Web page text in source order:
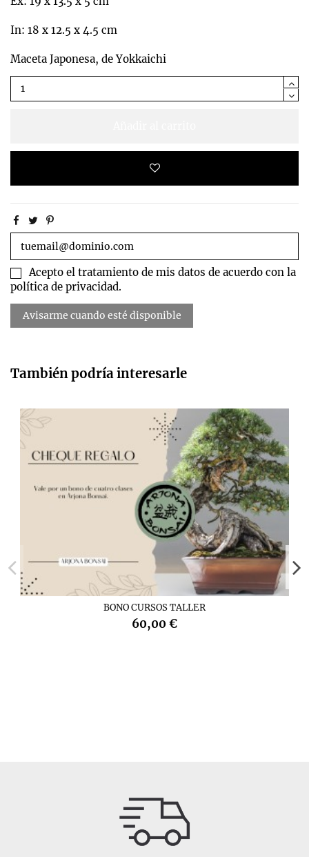
In: 18 x 12.5 x 4.5 cm
Maceta Japonesa, de Yokkaichi
Acepto el tratamiento de mis datos de acuerdo con la
política de privacidad.
También podría interesarle
BONO CURSOS TALLER
60,00 €